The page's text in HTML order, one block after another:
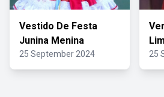
Vestido De Festa
Junina Menina
25 September 2024 25